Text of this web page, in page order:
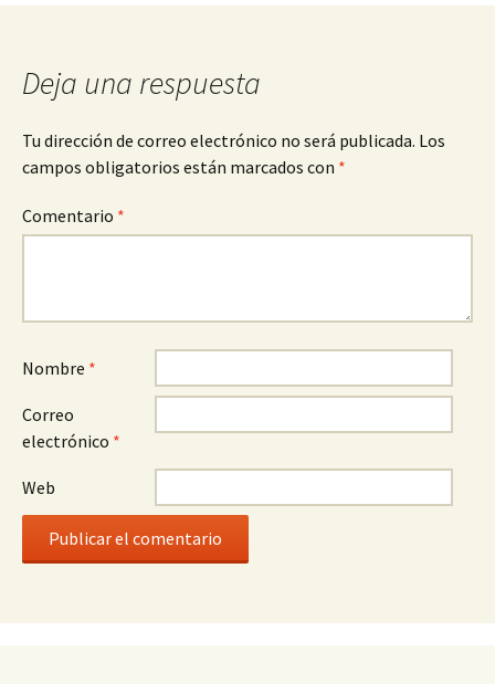
Deja una respuesta
Tu dirección de correo electrónico no será publicada. Los
campos obligatorios están marcados con *
Comentario *
Nombre *
Correo
electrónico *
Web